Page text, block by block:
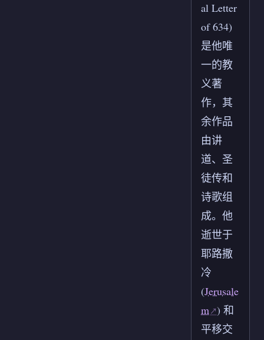
al Letter
of 634)
是他唯
一的教
义著
作，其
余作品
由讲
道、圣
徒传和
诗歌组
成。他
逝世于
耶路撒
冷
(Jerusale
m ) 和
平移交